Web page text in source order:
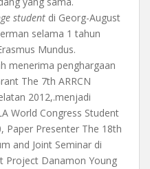
student di Georg-August
selama 1 tahun
Mundus.
menerima penghargaan
The 7th ARRCN
2012,.menjadi
World Congress Student
Paper Presenter The 18th
and Joint Seminar di
Project Danamon Young